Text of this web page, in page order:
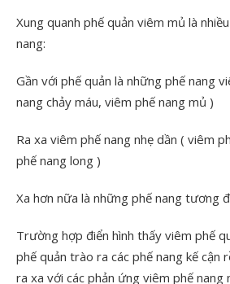
Xung quanh phế quản viêm mủ là
nang:
Gần với phế quản là những phế nang
nang chảy máu, viêm phế nang mủ )
Ra xa viêm phế nang nhẹ dần ( viêm
phế nang long )
Xa hơn nữa là những phế nang tương
Trường hợp điển hình thấy viêm phế
phế quản trào ra các phế nang kế cận
ra xa với các phản ứng viêm phế nang